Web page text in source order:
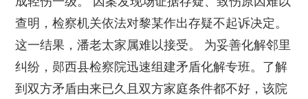
查明，检察机关依法对黎某作出存疑不起诉决定。
这一结果，潘老太家属难以接受。 为妥善化解邻里
纠纷，郧西县检察院迅速组建矛盾化解专班。了解
到双方矛盾由来已久且双方家庭条件都不好，该院